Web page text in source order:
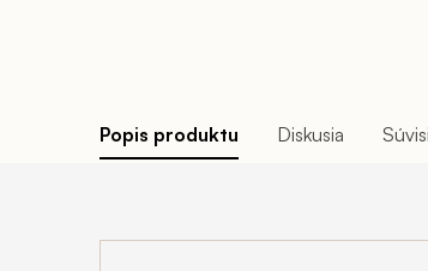
Popis produktu Diskusia